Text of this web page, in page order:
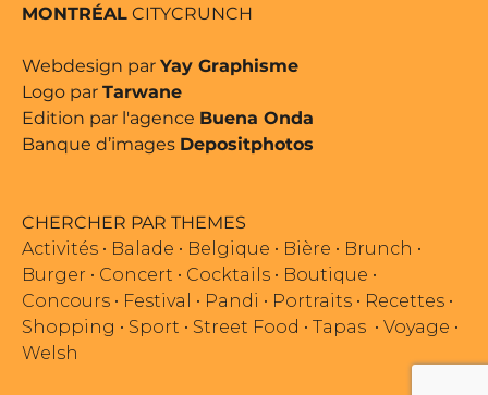
MONTRÉAL CITYCRUNCH
Webdesign par Yay Graphisme
Logo par Tarwane
Edition par l'agence Buena Onda
Banque d’images Depositphotos
CHERCHER PAR THEMES
Activités • Balade • Belgique • Bière • Brunch •
Burger • Concert • Cocktails • Boutique •
Concours • Festival • Pandi • Portraits • Recettes •
Shopping • Sport • Street Food • Tapas • Voyage •
Welsh